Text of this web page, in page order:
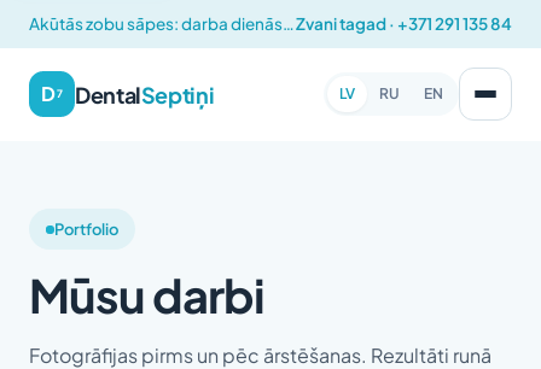
Akūtās zobu sāpes: darba dienās 12:00 – 14:00Zvani tagad · +371 291 135 84
D7 DentalSeptiņi LV RU EN
Portfolio
Mūsu darbi
Fotogrāfijas pirms un pēc ārstēšanas. Rezultāti runā